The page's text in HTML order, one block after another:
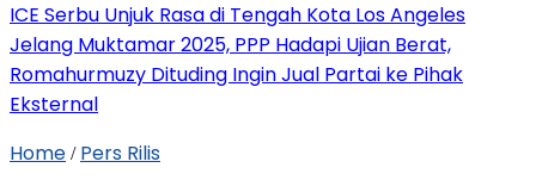
ICE Serbu Unjuk Rasa di Tengah Kota Los Angeles
Jelang Muktamar 2025, PPP Hadapi Ujian Berat,
Romahurmuzy Dituding Ingin Jual Partai ke Pihak
Eksternal
Home / Pers Rilis